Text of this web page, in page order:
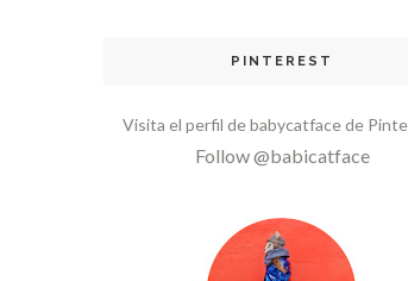
PINTEREST
Visita el perfil de babycatface de
Follow @babicatface